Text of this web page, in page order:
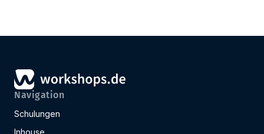
Navigation
Schulungen